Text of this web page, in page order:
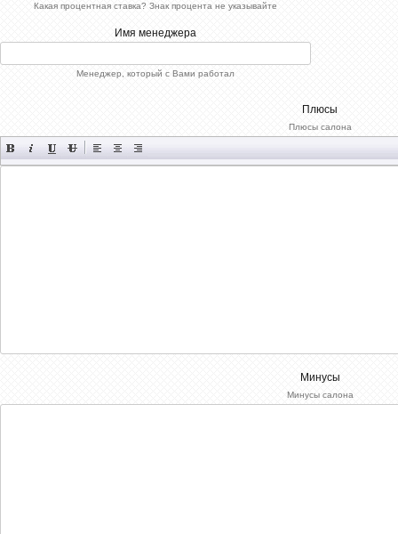
Какая процентная ставка? Знак процента не указывайте
Имя менеджера
Менеджер, который с Вами работал
Плюсы
Плюсы салона
Минусы
Минусы салона